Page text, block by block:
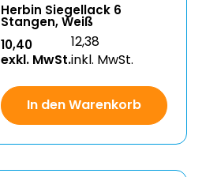
Herbin Siegellack 6
Stangen, Weiß
10,40
exkl. MwSt.
12,38
inkl. MwSt.
In den Warenkorb